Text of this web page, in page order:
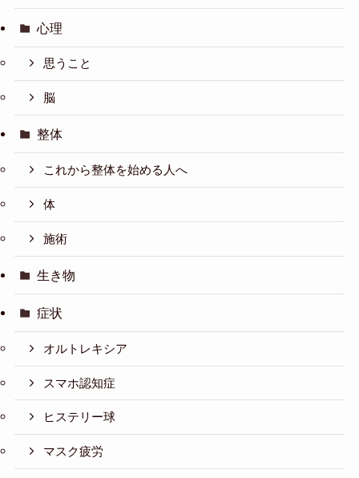
心理
思うこと
脳
整体
これから整体を始める人へ
体
施術
生き物
症状
オルトレキシア
スマホ認知症
ヒステリー球
マスク疲労